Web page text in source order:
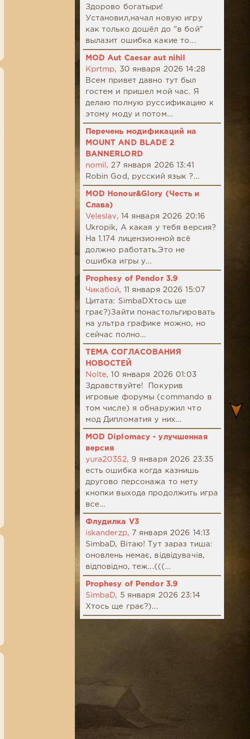
Здорово богатыри!
Установил,начал новую игру
как только дошёл до "в бой"
вылазит ошибка какие то...
MOD Aut Caesar aut nihil
Kprtmp,
30 января 2026 14:28
Всем привет давно тут был
гостем и пришел мой час. Я
делаю полную руссификацию к
этому моду и потом...
Перечень модификаций на
MOUNT AND BLADE 2
BANNERLORD
nomil, 27 января 2026 13:41
Robin God, русский язык ?...
MOD Honour&Glory (Честь и
Слава)
Veleslav,
14 января 2026 20:16
Ukropik, А какая у тебя версия?
На 1.174 лицензионной всё
должно работать.Это не
ошибка игры у...
Prophesy of Pendor 3.9
Чикабой,
11 января 2026 15:07
Цитата: SimbaDХтось ще
грає?)Зайти понастольгировать
на ультра графике можно, но
сейчас полно...
ТЕМА СОГЛАСОВАНИЯ
НОВОСТЕЙ
Nolte,
10 января 2026 01:03
Здравствуйте! Покурив
игровые форумы (commando в
том числе) я обнаружил что
мод Дипломатия у них...
MOD Diplomacy - улучшенная
версия
yura20352, 9 января 2026 23:35
есть ошибка когда казнишь
другово персонажа то нету
кнопки выхода продолжить игра
все...
Флудилка V3
iskanderzp,
7 января 2026 14:13
SimbaD, Вітаю! Тут зараз тиша:
оновлень немає, відвідувачів,
відповідно, теж...(((...
Prophesy of Pendor 3.9
SimbaD,
5 января 2026 23:14
Хтось ще грає?)...